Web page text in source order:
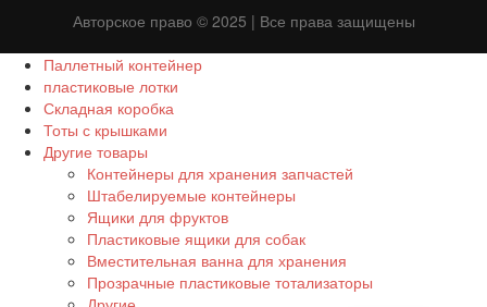
Авторское право © 2025 | Все права защищены
Паллетный контейнер
пластиковые лотки
Складная коробка
Тоты с крышками
Другие товары
Контейнеры для хранения запчастей
Штабелируемые контейнеры
Ящики для фруктов
Пластиковые ящики для собак
Вместительная ванна для хранения
Прозрачные пластиковые тотализаторы